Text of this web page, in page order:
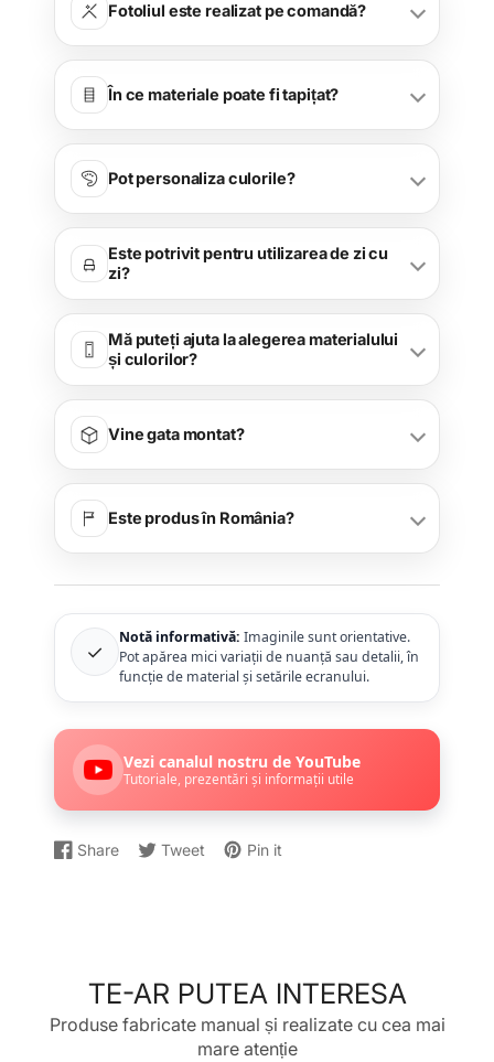
Fotoliul este realizat pe comandă?
În ce materiale poate fi tapițat?
Pot personaliza culorile?
Este potrivit pentru utilizarea de zi cu
zi?
Mă puteți ajuta la alegerea materialului
și culorilor?
Vine gata montat?
Este produs în România?
✓
Notă informativă: Imaginile sunt orientative.
Pot apărea mici variații de nuanță sau detalii, în
funcție de material și setările ecranului.
Vezi canalul nostru de YouTube
Tutoriale, prezentări și informații utile
Share
Distribuiți
Se
Tweet
Dați
Se
Pin it
Postați
Se
TE-AR PUTEA INTERESA
Produse fabricate manual și realizate cu cea mai
mare atenție